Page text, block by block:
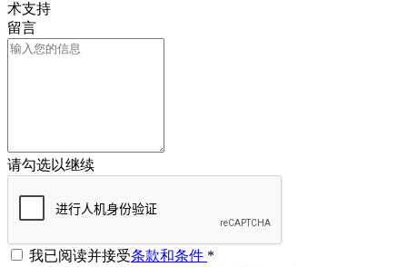
术支持
留言
请勾选以继续
我已阅读并接受条款和条件 *